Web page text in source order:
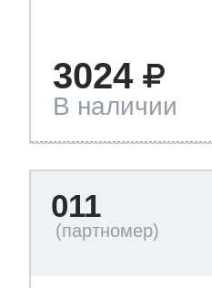
3024
В наличии
011